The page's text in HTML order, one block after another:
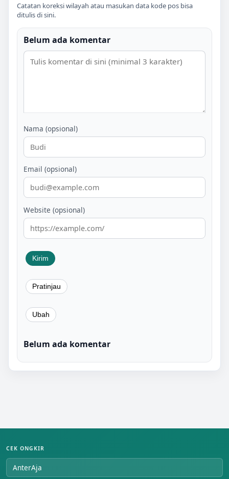
Catatan koreksi wilayah atau masukan data kode pos bisa
ditulis di sini.
Belum ada komentar
Nama (opsional)
Email (opsional)
Website (opsional)
Belum ada komentar
CEK ONGKIR
AnterAja